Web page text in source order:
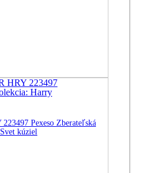
Pexeso Zberateľská
kúziel